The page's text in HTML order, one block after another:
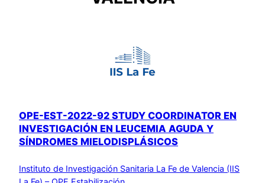
OPE-EST-2022-92 STUDY COORDINATOR EN
INVESTIGACIÓN EN LEUCEMIA AGUDA Y
SÍNDROMES MIELODISPLÁSICOS
Instituto de Investigación Sanitaria La Fe de Valencia (IIS